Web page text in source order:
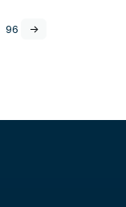
96 ->